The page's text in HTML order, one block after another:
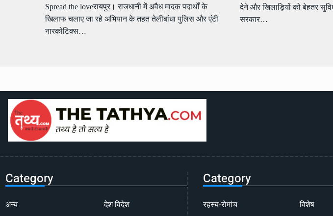
Spread the loveरायपुर। राजधानी में अवैध मादक पदार्थों के
खिलाफ चलाए जा रहे अभियान के तहत तेलीबांधा पुलिस और एंटी
नारकोटिक्स…
देने और खिलाड़ियों को बेहतर
सरकार…
Category
अन्य
देश विदेश
Category
रहस्य-रोमांच
विशेष